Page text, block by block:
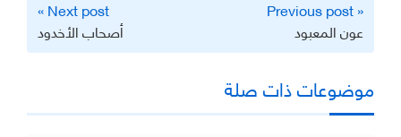
المقالات
« Previous post
عون المعبود
Next post »
أصحاب الأخدود
موضوعات ذات صلة